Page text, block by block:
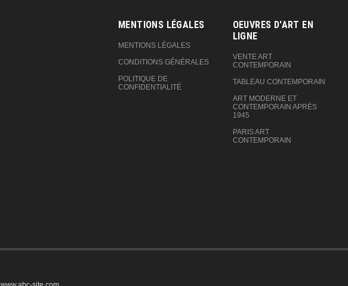
MENTIONS LÉGALES
MENTIONS LÉGALES
CONDITIONS GÉNÉRALES
POLITIQUE DE
CONFIDENTIALITÉ
OEUVRES D'ART EN
LIGNE‎
VENTE ART
CONTEMPORAIN
TABLEAU CONTEMPORAIN
ART MODERNE ET
CONTEMPORAIN APRÈS
1945
PARIS ART
CONTEMPORAIN